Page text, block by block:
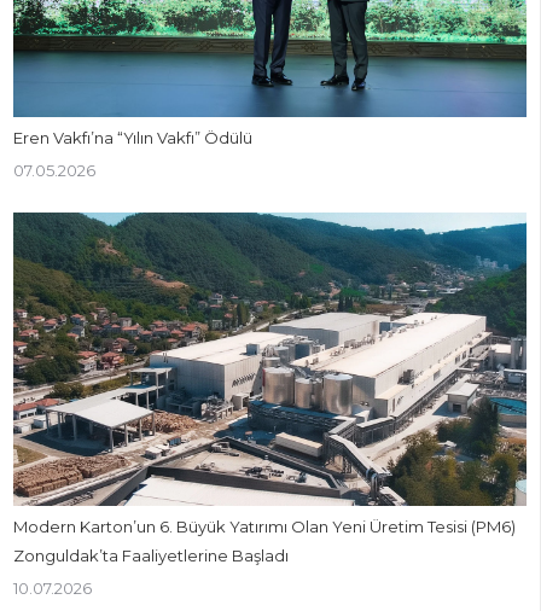
Eren Vakfı’na “Yılın Vakfı” Ödülü
07.05.2026
Modern Karton’un 6. Büyük Yatırımı Olan Yeni Üretim Tesisi (PM6)
Zonguldak’ta Faaliyetlerine Başladı
10.07.2026